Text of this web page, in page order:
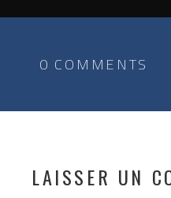
0 COMMENTS
LAISSER UN